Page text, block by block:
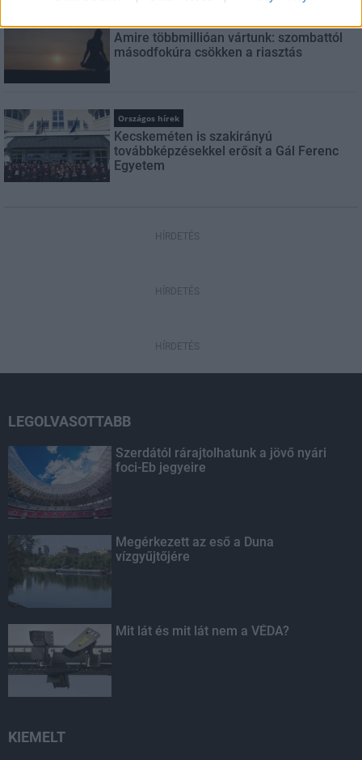
Amire többmillióan vártunk: szombattól
másodfokúra csökken a riasztás
Országos hírek
Kecskeméten is szakirányú
továbbképzésekkel erősít a Gál Ferenc
Egyetem
HÍRDETÉS
HÍRDETÉS
HÍRDETÉS
LEGOLVASOTTABB
Szerdától rárajtolhatunk a jövő nyári
foci-Eb jegyeire
Megérkezett az eső a Duna
vízgyűjtőjére
Mit lát és mit lát nem a VÉDA?
KIEMELT